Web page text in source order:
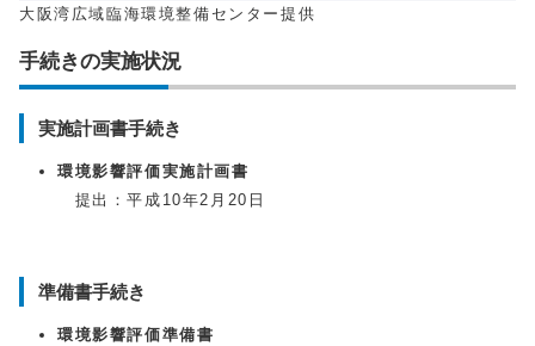
大阪湾広域臨海環境整備センター提供
手続きの実施状況
実施計画書手続き
環境影響評価実施計画書
提出：平成10年2月20日
準備書手続き
環境影響評価準備書